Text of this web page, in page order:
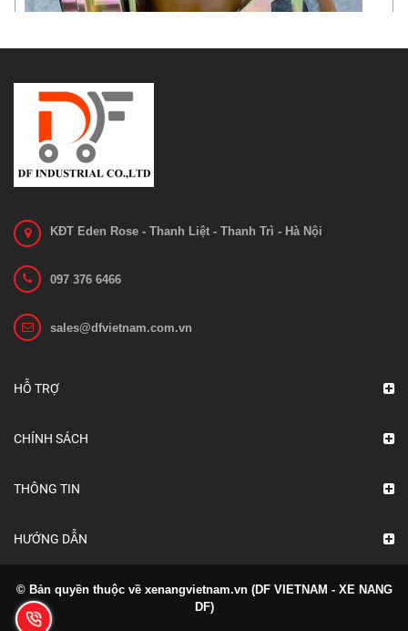
KĐT Eden Rose - Thanh Liệt - Thanh Trì - Hà Nội
097 376 6466
sales@dfvietnam.com.vn
HỖ TRỢ
CHÍNH SÁCH
THÔNG TIN
HƯỚNG DẪN
© Bản quyền thuộc về xenangvietnam.vn (DF VIETNAM - XE NANG
DF)